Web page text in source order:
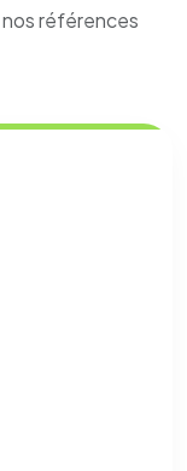
références
sécurité,